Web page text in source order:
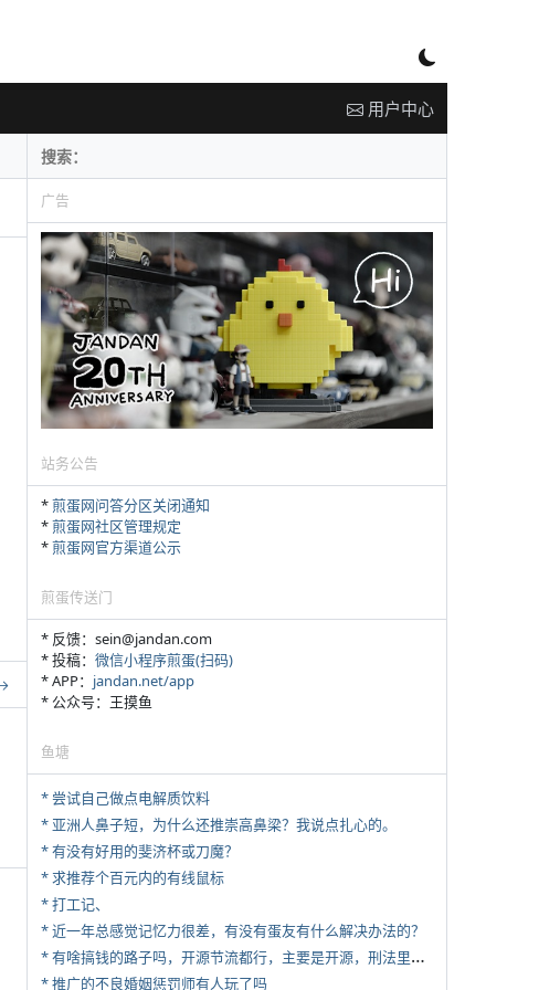
用户中心
广告
站务公告
*煎蛋网问答分区关闭通知
*煎蛋网社区管理规定
*煎蛋网官方渠道公示
煎蛋传送门
* 反馈：sein@jandan.com
* 投稿： 微信小程序煎蛋(扫码)
* APP： jandan.net/app
* 公众号：王摸鱼
鱼塘
* 尝试自己做点电解质饮料
* 亚洲人鼻子短，为什么还推崇高鼻梁？我说点扎心的。
* 有没有好用的斐济杯或刀魔？
* 求推荐个百元内的有线鼠标
* 打工记、
* 近一年总感觉记忆力很差，有没有蛋友有什么解决办法的？
*
有啥搞钱的路子吗，开源节流都行，主要是开源，刑法里的咱不做
* 推广的不良婚姻惩罚师有人玩了吗